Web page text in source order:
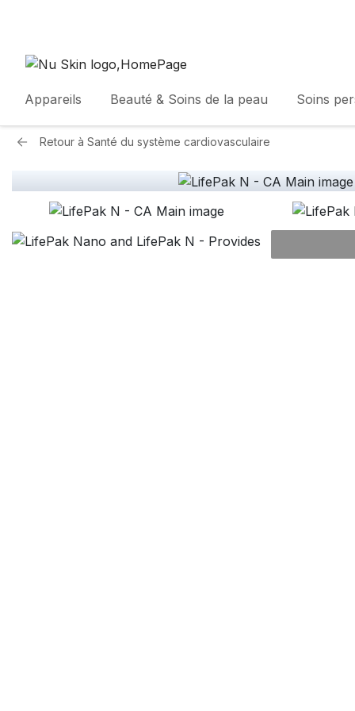
Appareils Beauté & Soins de la peau Soins
Retour à Santé du système cardiovasculaire